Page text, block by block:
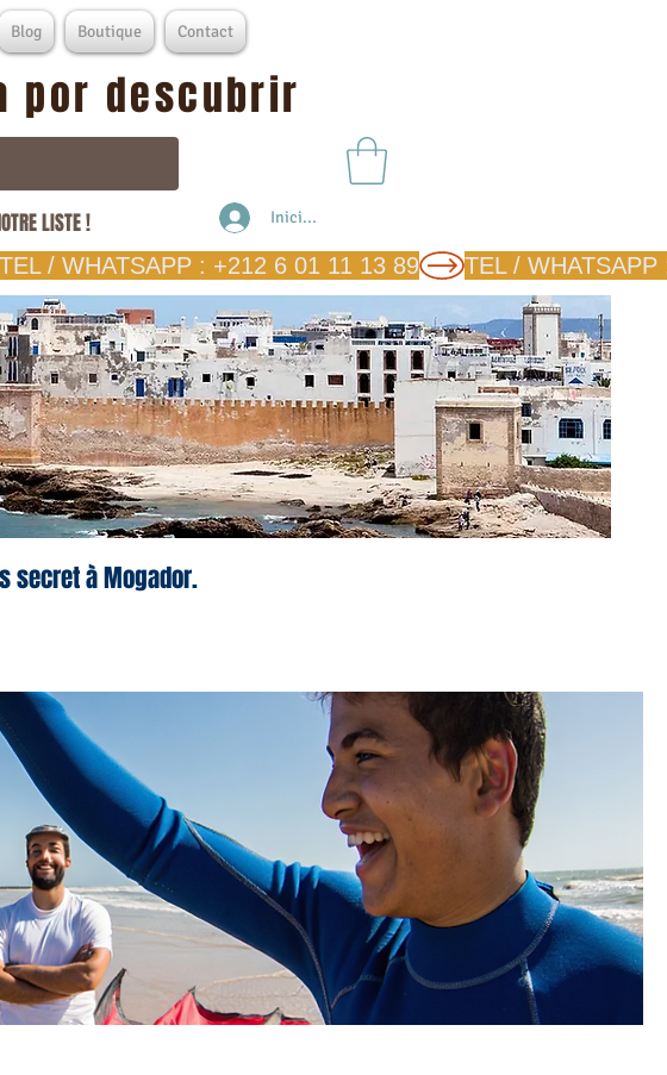
Blog Boutique Contact
por descubrir
LISTE ! Iniciar sesión
secret à Mogador.